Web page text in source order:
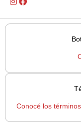
Conocé los